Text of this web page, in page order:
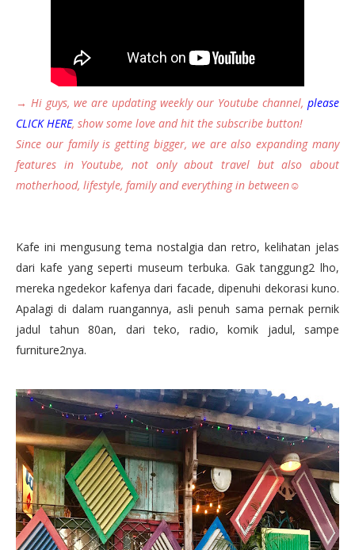
→ Hi guys, we are updating weekly our Youtube channel, please
CLICK HERE, show some love and hit the subscribe button!
Since our family is getting bigger, we are also expanding many
features in Youtube, not only about travel but also about
motherhood, lifestyle, family and everything in between☺
Kafe ini mengusung tema nostalgia dan retro, kelihatan jelas
dari kafe yang seperti museum terbuka. Gak tanggung2 lho,
mereka ngedekor kafenya dari facade, dipenuhi dekorasi kuno.
Apalagi di dalam ruangannya, asli penuh sama pernak pernik
jadul tahun 80an, dari teko, radio, komik jadul, sampe
furniture2nya.